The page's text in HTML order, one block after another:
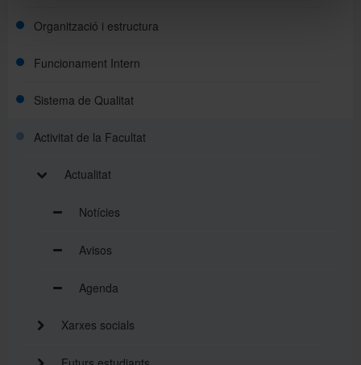
Organització i estructura
Funcionament Intern
Sistema de Qualitat
Activitat de la Facultat
Actualitat
Notícies
Avisos
Agenda
Xarxes socials